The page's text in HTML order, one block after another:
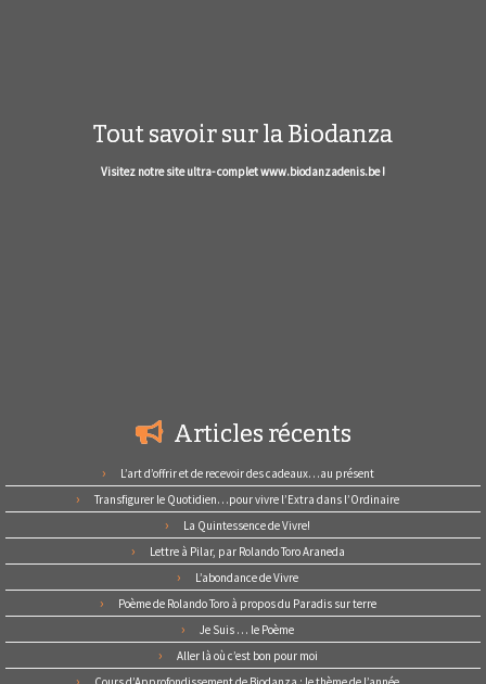
Tout savoir sur la Biodanza
Visitez notre site ultra- complet www.biodanzadenis.be !
Articles récents
L’art d’offrir et de recevoir des cadeaux…au présent
Transfigurer le Quotidien…pour vivre l’Extra dans l’Ordinaire
La Quintessence de Vivre!
Lettre à Pilar, par Rolando Toro Araneda
L’abondance de Vivre
Poème de Rolando Toro à propos du Paradis sur terre
Je Suis … le Poème
Aller là où c’est bon pour moi